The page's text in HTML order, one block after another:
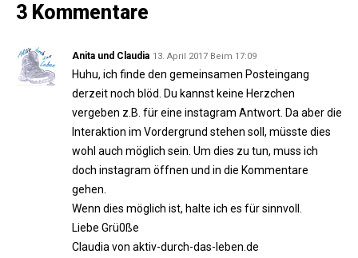
3 Kommentare
Anita und Claudia 13. April 2017 Beim 17:09
Huhu, ich finde den gemeinsamen Posteingang
derzeit noch blöd. Du kannst keine Herzchen
vergeben z.B. für eine instagram Antwort. Da aber die
Interaktion im Vordergrund stehen soll, müsste dies
wohl auch möglich sein. Um dies zu tun, muss ich
doch instagram öffnen und in die Kommentare
gehen.
Wenn dies möglich ist, halte ich es für sinnvoll.
Liebe Grü0ße
Claudia von aktiv-durch-das-leben.de